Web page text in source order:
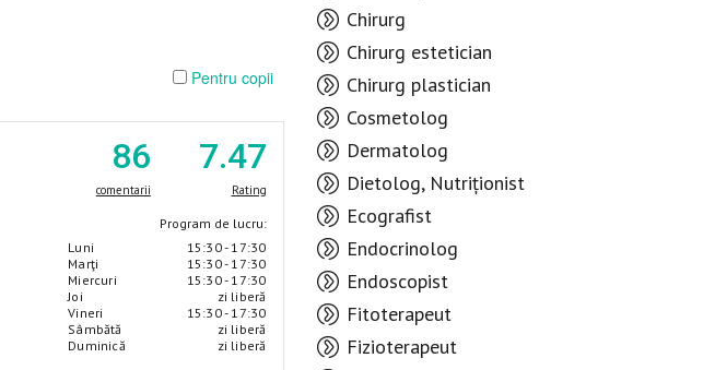
Pentru copii
86
comentarii
7.47
Rating
Program de lucru:
Luni
Marţi
Miercuri
Joi
Vineri
Sâmbătă
Duminică
15:30 - 17:30
15:30 - 17:30
15:30 - 17:30
zi liberă
15:30 - 17:30
zi liberă
zi liberă
Chirurg
Chirurg estetician
Chirurg plastician
Cosmetolog
Dermatolog
Dietolog, Nutriționist
Ecografist
Endocrinolog
Endoscopist
Fitoterapeut
Fizioterapeut